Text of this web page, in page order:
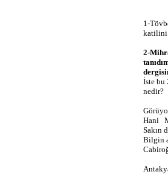
1-
katilini
2-
İste bu
nedir?
Hani
Sakın
Bilgin